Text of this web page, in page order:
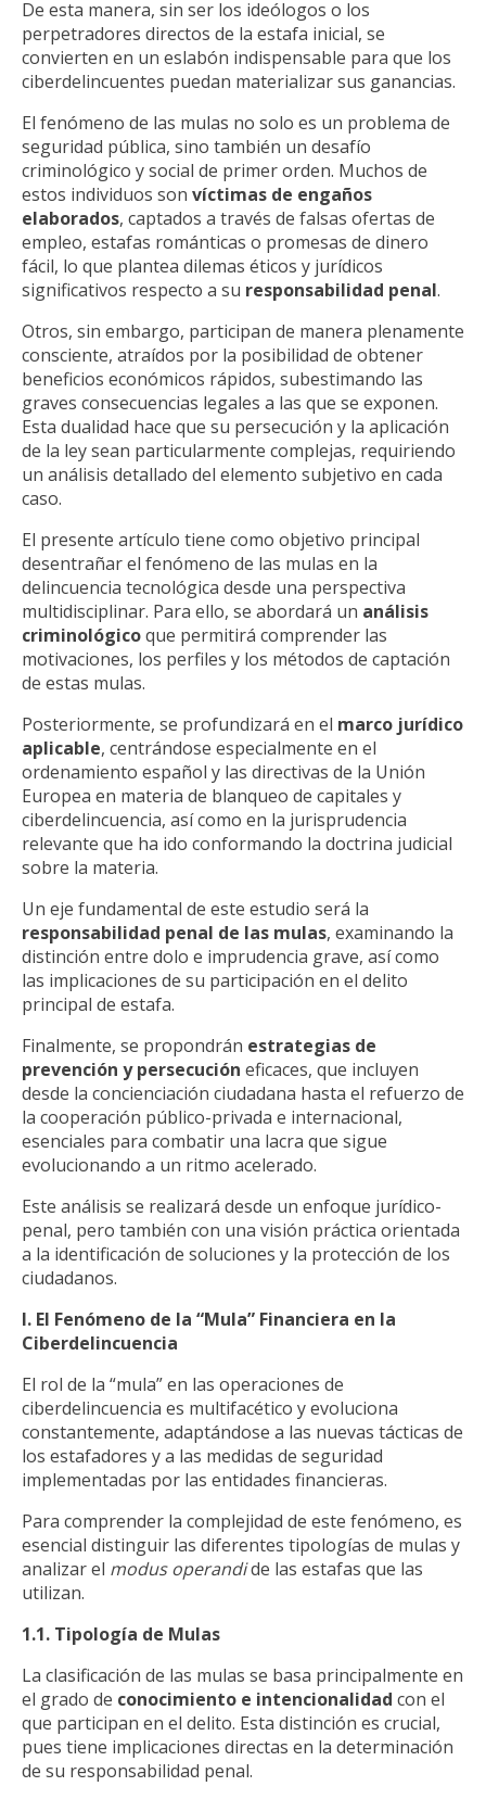
De esta manera, sin ser los ideólogos o los
perpetradores directos de la estafa inicial, se
convierten en un eslabón indispensable para que los
ciberdelincuentes puedan materializar sus ganancias.
El fenómeno de las mulas no solo es un problema de
seguridad pública, sino también un desafío
criminológico y social de primer orden. Muchos de
estos individuos son víctimas de engaños
elaborados, captados a través de falsas ofertas de
empleo, estafas románticas o promesas de dinero
fácil, lo que plantea dilemas éticos y jurídicos
significativos respecto a su responsabilidad penal.
Otros, sin embargo, participan de manera plenamente
consciente, atraídos por la posibilidad de obtener
beneficios económicos rápidos, subestimando las
graves consecuencias legales a las que se exponen.
Esta dualidad hace que su persecución y la aplicación
de la ley sean particularmente complejas, requiriendo
un análisis detallado del elemento subjetivo en cada
caso.
El presente artículo tiene como objetivo principal
desentrañar el fenómeno de las mulas en la
delincuencia tecnológica desde una perspectiva
multidisciplinar. Para ello, se abordará un análisis
criminológicoque permitirá comprender las
motivaciones, los perfiles y los métodos de captación
de estas mulas.
Posteriormente, se profundizará en el marco jurídico
aplicable, centrándose especialmente en el
ordenamiento español y las directivas de la Unión
Europea en materia de blanqueo de capitales y
ciberdelincuencia, así como en la jurisprudencia
relevante que ha ido conformando la doctrina judicial
sobre la materia.
Un eje fundamental de este estudio será la
responsabilidad penal de las mulas, examinando la
distinción entre dolo e imprudencia grave, así como
las implicaciones de su participación en el delito
principal de estafa.
Finalmente, se propondrán estrategias de
prevención y persecución eficaces, que incluyen
desde la concienciación ciudadana hasta el refuerzo de
la cooperación público-privada e internacional,
esenciales para combatir una lacra que sigue
evolucionando a un ritmo acelerado.
Este análisis se realizará desde un enfoque jurídico-
penal, pero también con una visión práctica orientada
a la identificación de soluciones y la protección de los
ciudadanos.
I. El Fenómeno de la “Mula” Financiera en la
Ciberdelincuencia
El rol de la “mula” en las operaciones de
ciberdelincuencia es multifacético y evoluciona
constantemente, adaptándose a las nuevas tácticas de
los estafadores y a las medidas de seguridad
implementadas por las entidades financieras.
Para comprender la complejidad de este fenómeno, es
esencial distinguir las diferentes tipologías de mulas y
analizar el modus operandide las estafas que las
utilizan.
1.1. Tipología de Mulas
La clasificación de las mulas se basa principalmente en
el grado de conocimiento e intencionalidad con el
que participan en el delito. Esta distinción es crucial,
pues tiene implicaciones directas en la determinación
de su responsabilidad penal.